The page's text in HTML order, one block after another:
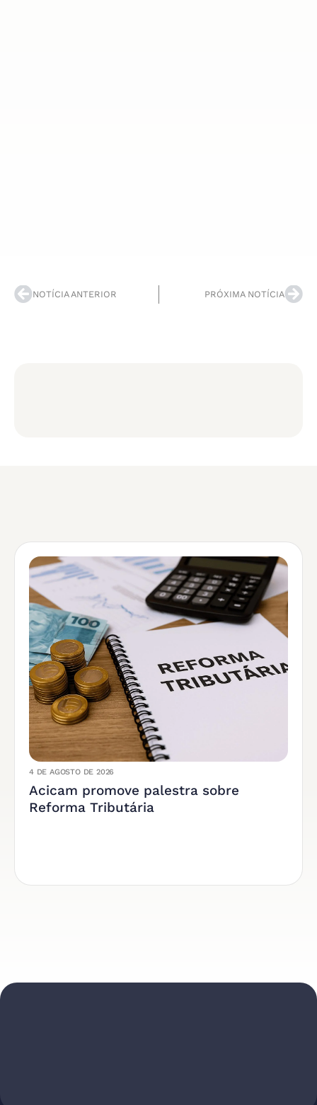
NOTÍCIA ANTERIOR PRÓXIMA NOTÍCIA
4 DE AGOSTO DE 2026
Acicam promove palestra sobre
Reforma Tributária